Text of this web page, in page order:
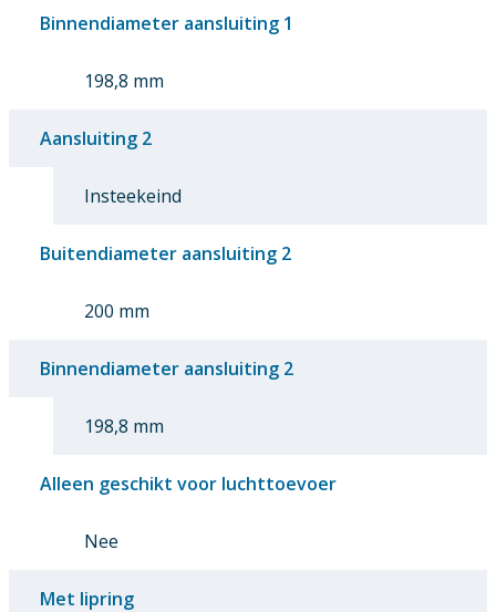
Binnendiameter aansluiting 1
198,8 mm
Aansluiting 2
Insteekeind
Buitendiameter aansluiting 2
200 mm
Binnendiameter aansluiting 2
198,8 mm
Alleen geschikt voor luchttoevoer
Nee
Met lipring